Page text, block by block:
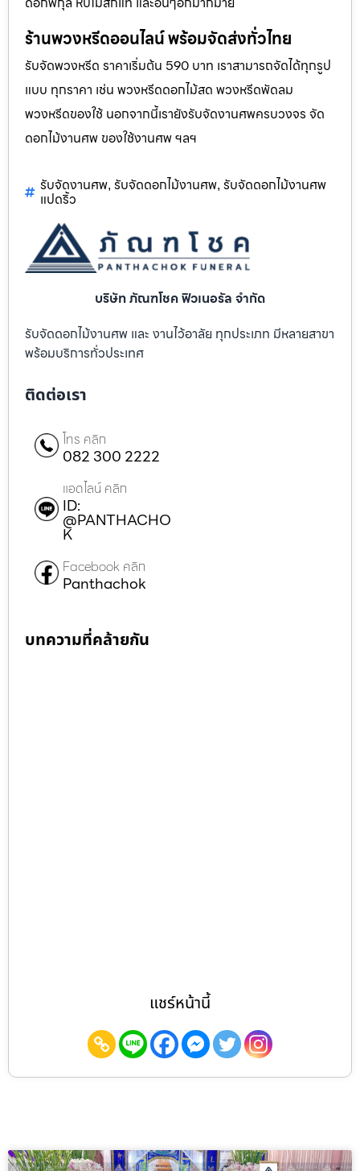
ร้านพวงหรีดออนไลน์ พร้อมจัดส่งทั่วไทย
รับจัดพวงหรีด ราคาเริ่มต้น 590 บาท เราสามารถจัดได้ทุกรูป
แบบ ทุกราคา เช่น พวงหรีดดอกไม้สด พวงหรีดพัดลม
พวงหรีดของใช้ นอกจากนี้เรายังรับจัดงานศพครบวงจร จัด
ดอกไม้งานศพ ของใช้งานศพ ฯลฯ
รับจัดงานศพ, รับจัดดอกไม้งานศพ, รับจัดดอกไม้งานศพ
แปดริ้ว
บริษัท ภัณฑโชค ฟิวเนอรัล จำกัด
รับจัดดอกไม้งานศพ และ งานไว้อาลัย ทุกประเภท มีหลายสาขา
พร้อมบริการทั่วประเทศ
ติดต่อเรา
โทร คลิก
082 300 2222
แอดไลน์ คลิก
ID:
@PANTHACHO
K
Facebook คลิก
Panthachok
บทความที่คล้ายกัน
แชร์หน้านี้